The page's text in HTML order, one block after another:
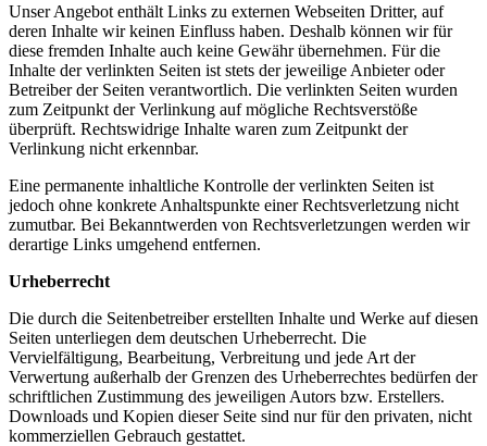
Unser Angebot enthält Links zu externen Webseiten Dritter, auf
deren Inhalte wir keinen Einfluss haben. Deshalb können wir für
diese fremden Inhalte auch keine Gewähr übernehmen. Für die
Inhalte der verlinkten Seiten ist stets der jeweilige Anbieter oder
Betreiber der Seiten verantwortlich. Die verlinkten Seiten wurden
zum Zeitpunkt der Verlinkung auf mögliche Rechtsverstöße
überprüft. Rechtswidrige Inhalte waren zum Zeitpunkt der
Verlinkung nicht erkennbar.
Eine permanente inhaltliche Kontrolle der verlinkten Seiten ist
jedoch ohne konkrete Anhaltspunkte einer Rechtsverletzung nicht
zumutbar. Bei Bekanntwerden von Rechtsverletzungen werden wir
derartige Links umgehend entfernen.
Urheberrecht
Die durch die Seitenbetreiber erstellten Inhalte und Werke auf diesen
Seiten unterliegen dem deutschen Urheberrecht. Die
Vervielfältigung, Bearbeitung, Verbreitung und jede Art der
Verwertung außerhalb der Grenzen des Urheberrechtes bedürfen der
schriftlichen Zustimmung des jeweiligen Autors bzw. Erstellers.
Downloads und Kopien dieser Seite sind nur für den privaten, nicht
kommerziellen Gebrauch gestattet.